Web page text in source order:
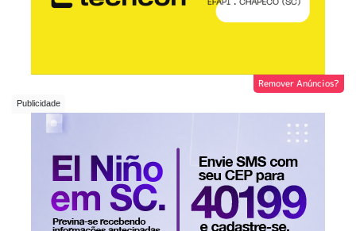
Remover Anúncios?